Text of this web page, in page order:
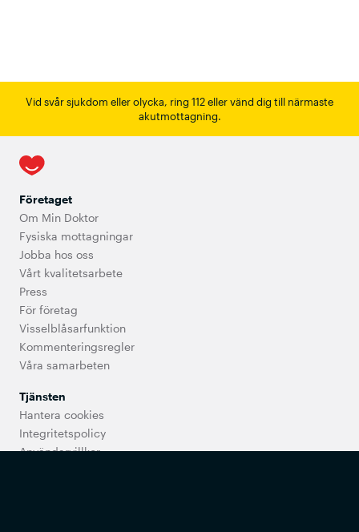
Vid svår sjukdom eller olycka, ring 112 eller vänd dig till närmaste
akutmottagning.
Företaget
Om Min Doktor
Fysiska mottagningar
Jobba hos oss
Vårt kvalitetsarbete
Press
För företag
Visselblåsarfunktion
Kommenteringsregler
Våra samarbeten
Tjänsten
Hantera cookies
Integritetspolicy
Användarvillkor